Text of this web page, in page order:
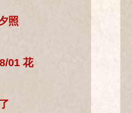
照
01 花